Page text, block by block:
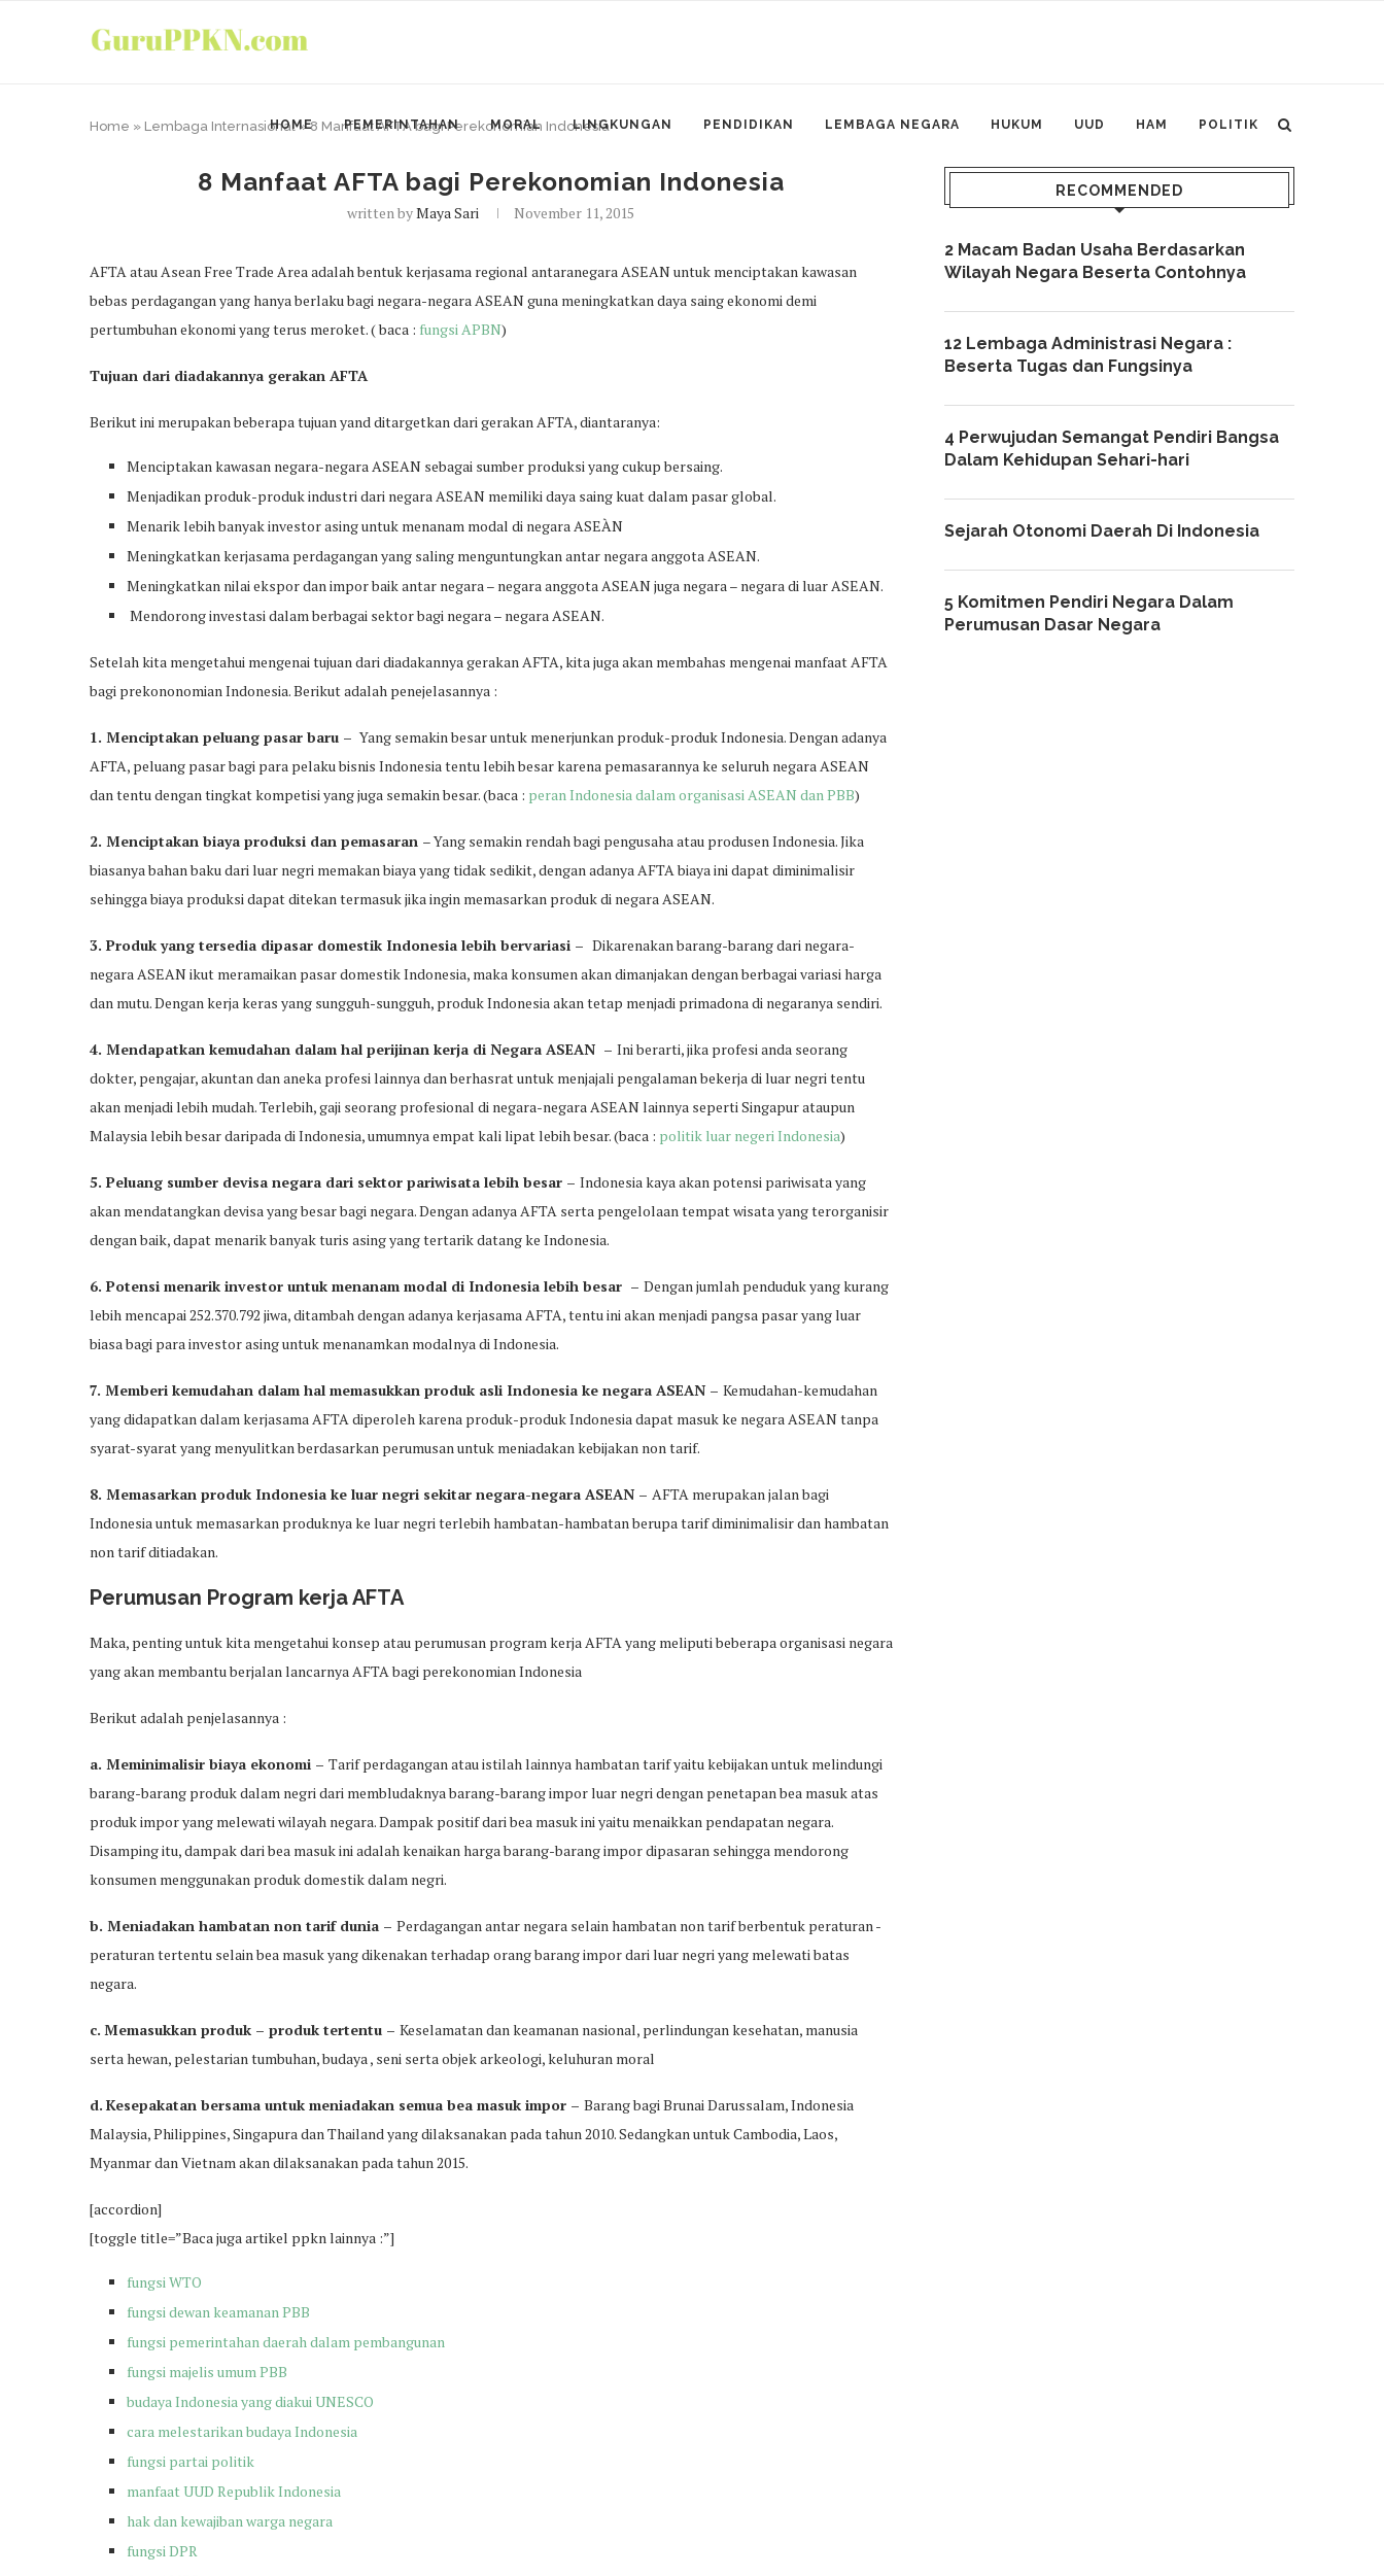
HOME PEMERINTAHAN MORAL LINGKUNGAN PENDIDIKAN LEMBAGA NEGARA HUKUM UUD HAM POLITIK
Home » Lembaga Internasional»8 Manfaat AFTA bagi Perekonomian Indonesia
8 Manfaat AFTA bagi Perekonomian Indonesia
written byMaya Sari November 11, 2015
AFTA atau Asean Free Trade Area adalah bentuk kerjasama regional antaranegara ASEAN untuk menciptakan kawasan
bebas perdagangan yang hanya berlaku bagi negara-negara ASEAN guna meningkatkan daya saing ekonomi demi
pertumbuhan ekonomi yang terus meroket. ( baca : fungsi APBN)
Tujuan dari diadakannya gerakan AFTA
Berikut ini merupakan beberapa tujuan yand ditargetkan dari gerakan AFTA, diantaranya:
Menciptakan kawasan negara-negara ASEAN sebagai sumber produksi yang cukup bersaing.
Menjadikan produk-produk industri dari negara ASEAN memiliki daya saing kuat dalam pasar global.
Menarik lebih banyak investor asing untuk menanam modal di negara ASEÀN
Meningkatkan kerjasama perdagangan yang saling menguntungkan antar negara anggota ASEAN.
Meningkatkan nilai ekspor dan impor baik antar negara – negara anggota ASEAN juga negara – negara di luar ASEAN.
Mendorong investasi dalam berbagai sektor bagi negara – negara ASEAN.
Setelah kita mengetahui mengenai tujuan dari diadakannya gerakan AFTA, kita juga akan membahas mengenai manfaat AFTA
bagi prekononomian Indonesia. Berikut adalah penejelasannya :
1. Menciptakan peluang pasar baru – Yang semakin besar untuk menerjunkan produk-produk Indonesia. Dengan adanya
AFTA, peluang pasar bagi para pelaku bisnis Indonesia tentu lebih besar karena pemasarannya ke seluruh negara ASEAN
dan tentu dengan tingkat kompetisi yang juga semakin besar. (baca : peran Indonesia dalam organisasi ASEAN dan PBB)
2. Menciptakan biaya produksi dan pemasaran – Yang semakin rendah bagi pengusaha atau produsen Indonesia. Jika
biasanya bahan baku dari luar negri memakan biaya yang tidak sedikit, dengan adanya AFTA biaya ini dapat diminimalisir
sehingga biaya produksi dapat ditekan termasuk jika ingin memasarkan produk di negara ASEAN.
3. Produk yang tersedia dipasar domestik Indonesia lebih bervariasi – Dikarenakan barang-barang dari negara-
negara ASEAN ikut meramaikan pasar domestik Indonesia, maka konsumen akan dimanjakan dengan berbagai variasi harga
dan mutu. Dengan kerja keras yang sungguh-sungguh, produk Indonesia akan tetap menjadi primadona di negaranya sendiri.
4. Mendapatkan kemudahan dalam hal perijinan kerja di Negara ASEAN – Ini berarti, jika profesi anda seorang
dokter, pengajar, akuntan dan aneka profesi lainnya dan berhasrat untuk menjajali pengalaman bekerja di luar negri tentu
akan menjadi lebih mudah. Terlebih, gaji seorang profesional di negara-negara ASEAN lainnya seperti Singapur ataupun
Malaysia lebih besar daripada di Indonesia, umumnya empat kali lipat lebih besar. (baca : politik luar negeri Indonesia)
5. Peluang sumber devisa negara dari sektor pariwisata lebih besar – Indonesia kaya akan potensi pariwisata yang
akan mendatangkan devisa yang besar bagi negara. Dengan adanya AFTA serta pengelolaan tempat wisata yang terorganisir
dengan baik, dapat menarik banyak turis asing yang tertarik datang ke Indonesia.
6. Potensi menarik investor untuk menanam modal di Indonesia lebih besar – Dengan jumlah penduduk yang kurang
lebih mencapai 252.370.792 jiwa, ditambah dengan adanya kerjasama AFTA, tentu ini akan menjadi pangsa pasar yang luar
biasa bagi para investor asing untuk menanamkan modalnya di Indonesia.
7. Memberi kemudahan dalam hal memasukkan produk asli Indonesia ke negara ASEAN – Kemudahan-kemudahan
yang didapatkan dalam kerjasama AFTA diperoleh karena produk-produk Indonesia dapat masuk ke negara ASEAN tanpa
syarat-syarat yang menyulitkan berdasarkan perumusan untuk meniadakan kebijakan non tarif.
8. Memasarkan produk Indonesia ke luar negri sekitar negara-negara ASEAN – AFTA merupakan jalan bagi
Indonesia untuk memasarkan produknya ke luar negri terlebih hambatan-hambatan berupa tarif diminimalisir dan hambatan
non tarif ditiadakan.
Perumusan Program kerja AFTA
Maka, penting untuk kita mengetahui konsep atau perumusan program kerja AFTA yang meliputi beberapa organisasi negara
yang akan membantu berjalan lancarnya AFTA bagi perekonomian Indonesia
Berikut adalah penjelasannya :
a. Meminimalisir biaya ekonomi – Tarif perdagangan atau istilah lainnya hambatan tarif yaitu kebijakan untuk melindungi
barang-barang produk dalam negri dari membludaknya barang-barang impor luar negri dengan penetapan bea masuk atas
produk impor yang melewati wilayah negara. Dampak positif dari bea masuk ini yaitu menaikkan pendapatan negara.
Disamping itu, dampak dari bea masuk ini adalah kenaikan harga barang-barang impor dipasaran sehingga mendorong
konsumen menggunakan produk domestik dalam negri.
b. Meniadakan hambatan non tarif dunia – Perdagangan antar negara selain hambatan non tarif berbentuk peraturan -
peraturan tertentu selain bea masuk yang dikenakan terhadap orang barang impor dari luar negri yang melewati batas
negara.
c. Memasukkan produk – produk tertentu – Keselamatan dan keamanan nasional, perlindungan kesehatan, manusia
serta hewan, pelestarian tumbuhan, budaya , seni serta objek arkeologi, keluhuran moral
d. Kesepakatan bersama untuk meniadakan semua bea masuk impor – Barang bagi Brunai Darussalam, Indonesia
Malaysia, Philippines, Singapura dan Thailand yang dilaksanakan pada tahun 2010. Sedangkan untuk Cambodia, Laos,
Myanmar dan Vietnam akan dilaksanakan pada tahun 2015.
[accordion]
[toggle title=”Baca juga artikel ppkn lainnya :”]
fungsi WTO
fungsi dewan keamanan PBB
fungsi pemerintahan daerah dalam pembangunan
fungsi majelis umum PBB
budaya Indonesia yang diakui UNESCO
cara melestarikan budaya Indonesia
fungsi partai politik
manfaat UUD Republik Indonesia
hak dan kewajiban warga negara
fungsi DPR
RECOMMENDED
2 Macam Badan Usaha Berdasarkan
Wilayah Negara Beserta Contohnya
12 Lembaga Administrasi Negara :
Beserta Tugas dan Fungsinya
4 Perwujudan Semangat Pendiri Bangsa
Dalam Kehidupan Sehari-hari
Sejarah Otonomi Daerah Di Indonesia
5 Komitmen Pendiri Negara Dalam
Perumusan Dasar Negara